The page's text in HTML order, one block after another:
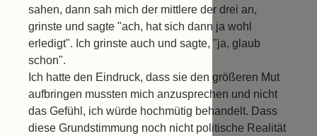
sahen, dann sah mich der mittlere der drei an,
grinste und sagte "ach, hat sich dann ja wohl
erledigt". Ich grinste auch und sagte, "ja, glaub
schon".
Ich hatte den Eindruck, dass sie den größeren Mut
aufbringen mussten mich anzusprechen und nicht
das Gefühl, ich würde hochmütig behandelt. Dass
diese Grundstimmung noch nicht politische Realität